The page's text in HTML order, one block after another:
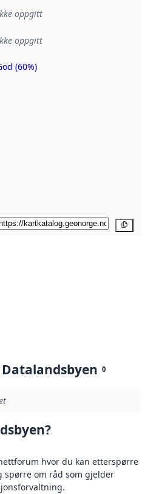
oppgitt
oppgitt
(60%)
0
hvor du kan etterspørre
spørre om råd som gjelder